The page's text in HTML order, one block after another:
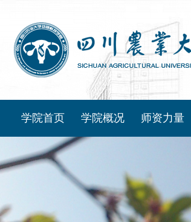
学院首页 学院概况 师资力量